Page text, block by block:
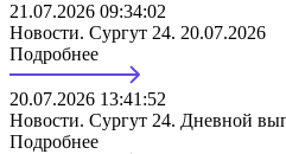
21.07.2026 09:34:02
Новости. Сургут 24. 20.07.2026
Подробнее
20.07.2026 13:41:52
Новости. Сургут 24. Дневной
Подробнее